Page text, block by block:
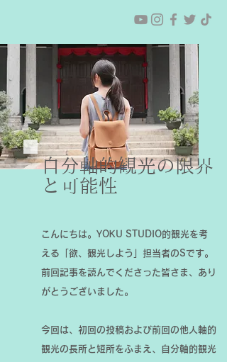
自分軸的観光の限界
と可能性
こんにちは。YOKU STUDIO的観光を考
える「欲、観光しよう」担当者のSです。
前回記事を読んでくださった皆さま、あり
がとうございました。
今回は、初回の投稿および前回の他人軸的
観光の長所と短所をふまえ、自分軸的観光